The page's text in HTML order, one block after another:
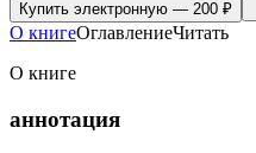
Купить электронную — 200 ₽
О книгеОглавлениеЧитать
О книге
аннотация